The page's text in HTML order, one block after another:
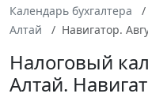
Календарь бухгалтера
Алтай
Навигатор.
Налоговый
Алтай.